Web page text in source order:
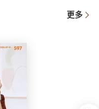
更多